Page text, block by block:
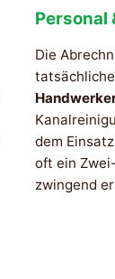
Personal
Die
dem
oft ein
zwingend